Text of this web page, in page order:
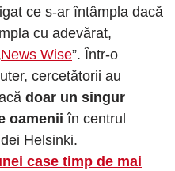
ce s-ar întâmpla dacă
cu adevărat,
News Wise”. Într-o
cercetătorii au
doar un singur
oamenii în centrul
Helsinki.
case timp de mai